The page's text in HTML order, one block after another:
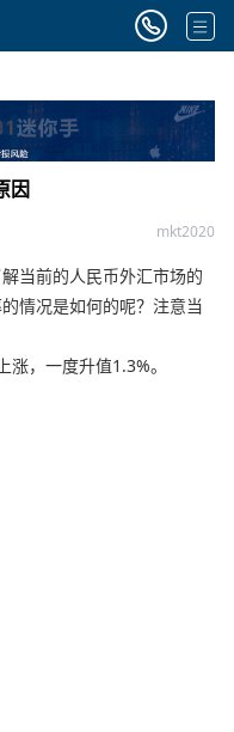
因
mkt2020
当前的人民币外汇市场的
情况是如何的呢？注意当
，一度升值1.3%。